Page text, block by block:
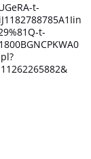
t-
t-